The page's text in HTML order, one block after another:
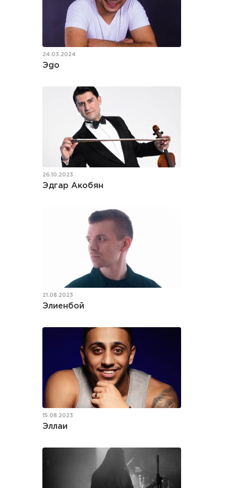
24.03.2024
Эgo
26.10.2023
Эдгар Акобян
21.08.2023
Элиенбой
15.08.2023
Эллаи